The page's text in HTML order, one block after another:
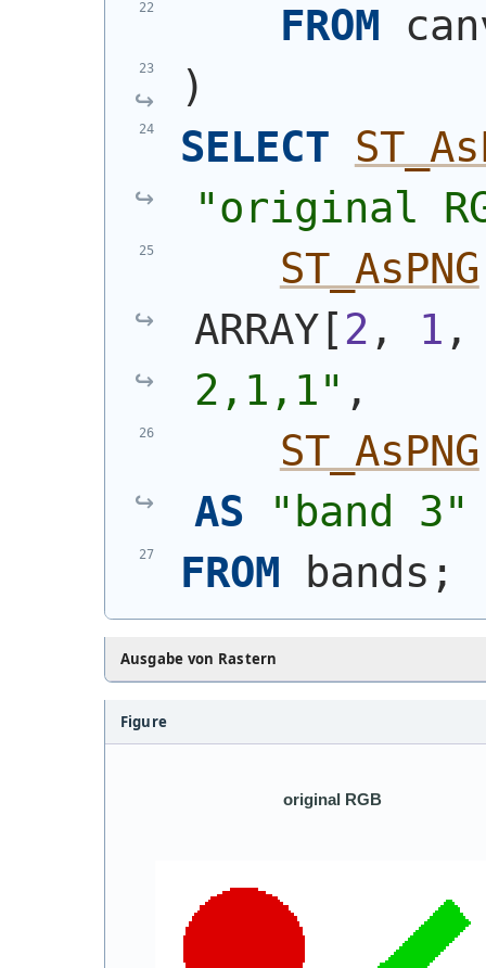
FROM
)
SELECT
"original
ST_AsPNG
ARRAY[ 2 , 1
2,1,1" ,
ST_AsPNG
AS
"band 3"
FROM bands;
Ausgabe von Rastern
Figure